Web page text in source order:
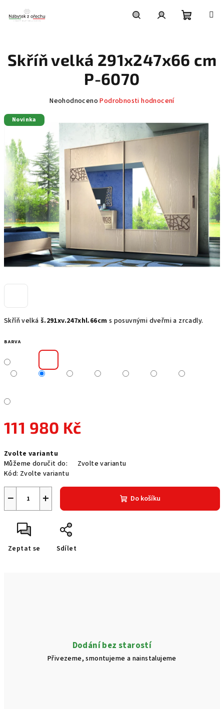
obsah
košík
Skříň velká š.291xv.247xhl.66cm s posuvnými dveřmi a zrcadly.
BARVA
111 980 Kč
cena:
Zvolte variantu
Můžeme doručit do:
Zvolte variantu
Kód: Zvolte variantu
+
− Do košíku
Zeptat se Sdílet
Skříň velká 291x247x66 cm
P-6070
Průměrné
produktu
je
0,0
z
5
hvězdiček.
Neohodnoceno Podrobnosti hodnocení
Novinka
Dodání bez starostí
Přivezeme, smontujeme a nainstalujeme